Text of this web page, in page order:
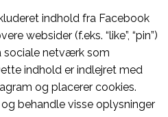
indhold fra Facebook
websider (f.eks. “like”, “pin”)
sociale netværk som
indhold er indlejret med
og placerer cookies.
behandle visse oplysninger